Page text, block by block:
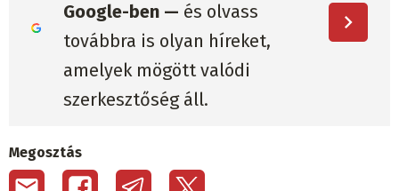
Google-ben — és olvass
továbbra is olyan híreket,
amelyek mögött valódi
szerkesztőség áll.
Megosztás